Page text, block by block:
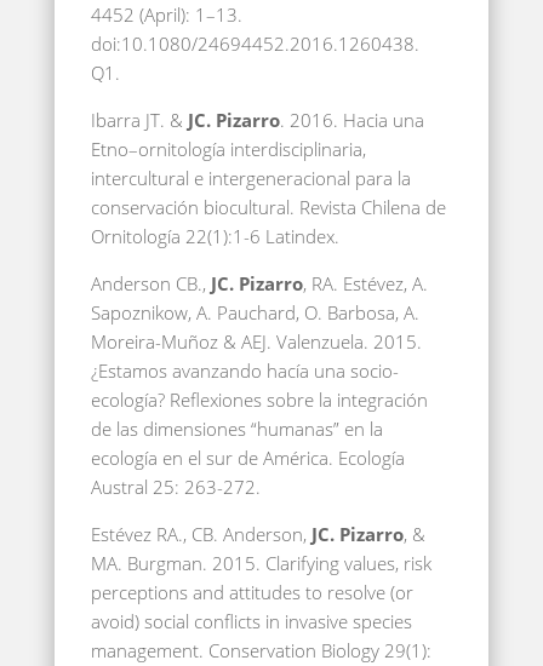
4452 (April): 1–13.
doi:10.1080/24694452.2016.1260438.
Q1.
Ibarra JT. & JC. Pizarro. 2016. Hacia una
Etno–ornitología interdisciplinaria,
intercultural e intergeneracional para la
conservación biocultural. Revista Chilena de
Ornitología 22(1):1-6 Latindex.
Anderson CB., JC. Pizarro, RA. Estévez, A.
Sapoznikow, A. Pauchard, O. Barbosa, A.
Moreira-Muñoz & AEJ. Valenzuela. 2015.
¿Estamos avanzando hacía una socio-
ecología? Reflexiones sobre la integración
de las dimensiones “humanas” en la
ecología en el sur de América. Ecología
Austral 25: 263-272.
Estévez RA., CB. Anderson, JC. Pizarro, &
MA. Burgman. 2015. Clarifying values, risk
perceptions and attitudes to resolve (or
avoid) social conflicts in invasive species
management. Conservation Biology 29(1):